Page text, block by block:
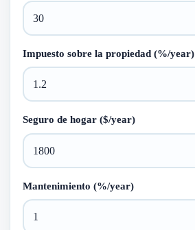
Impuesto sobre la propiedad (%/year)
Seguro de hogar ($/year)
Mantenimiento (%/year)